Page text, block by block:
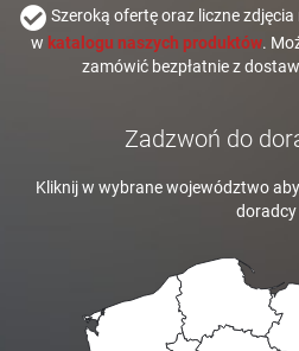
Szeroką ofertę oraz liczne
w katalogu naszych produktów.
zamówić bezpłatnie z
Zadzwoń do
Kliknij w wybrane województwo
doradcy